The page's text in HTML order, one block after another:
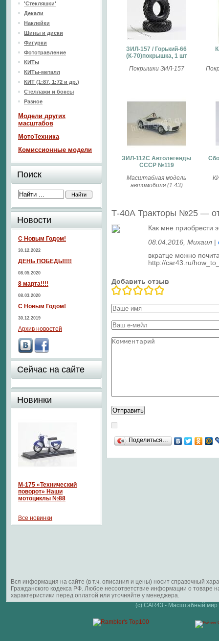
ЗИЛ-157 / Горький-66
(К-70)покрышка, 1 шт
Покрышки ЗИЛ-157
ЗИЛ-112С Автолегенды
СССР №119
Масштабная модель
автомобиля (1:43)
Т-40А Тракторы №25 —
Как мне приобрести
08.04.2016 , Михаил |
вкратце можно
http://car43.ru/
Добавить отзыв
Поделиться…
'Стекляшки'
Декали
Наклейки
Шины и диски
Фигурки
Фототравление
КИТы
КИТы-металл
КИТ (1:87, 1:72 и др.)
Стеллажи и боксы
Разное
Модели других
масштабов
МотоТехника
Комиссионные модели
Поиск
Новости
С Новым Годом!
30.12.2022
ДЕНЬ ПОБЕДЫ!!!!
08.05.2020
8 марта!!!!
08.03.2020
С Новым Годом!
30.12.2019
Архив новостей
Сейчас на сайте
Новинки
М-175 «Технический
поворот» Наши
мотоциклы №88
Все новинки
Вся информация на сайте (в т.ч. описания и цены) носит справочный
Гражданского кодекса РФ. Любое несоответствие информации о
характеристики перед оплатой или уточняйте у менеджера.
(c) CAR43 - Масштабный мир